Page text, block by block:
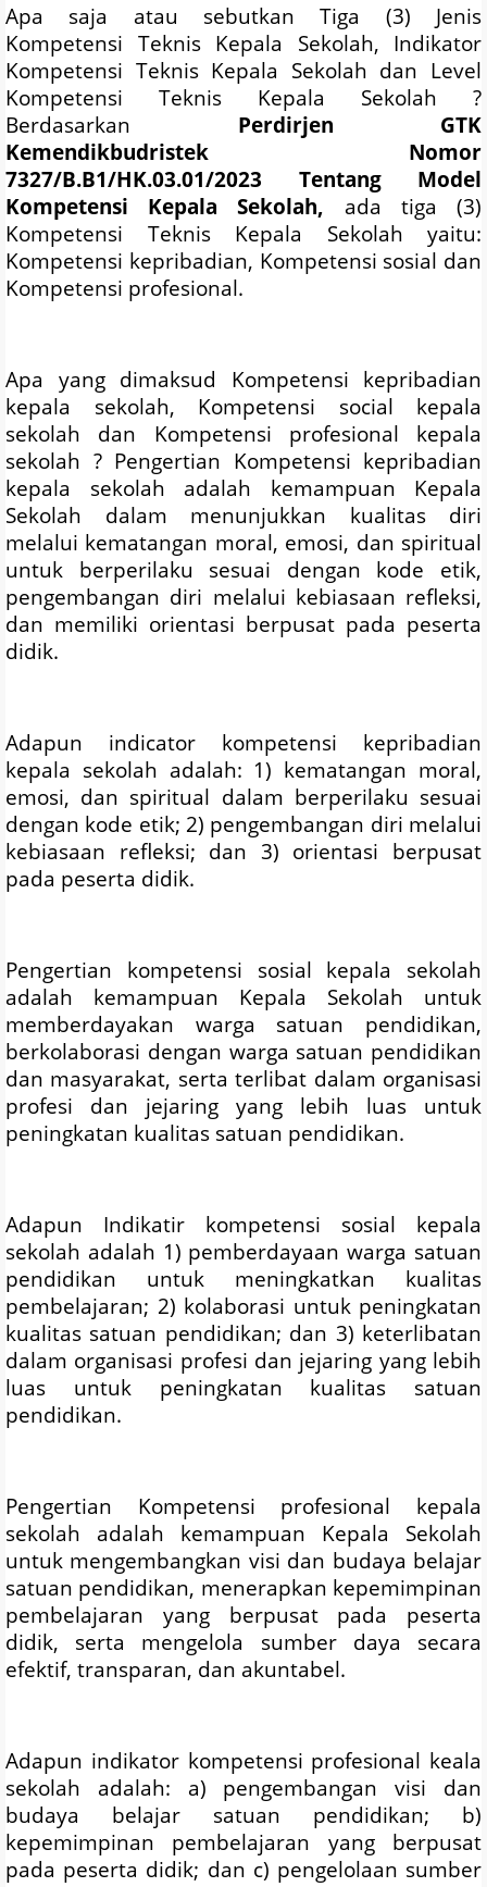
Apa saja atau sebutkan Tiga (3) Jenis
Kompetensi Teknis Kepala Sekolah, Indikator
Kompetensi Teknis Kepala Sekolah dan Level
Kompetensi Teknis Kepala Sekolah ?
Berdasarkan Perdirjen GTK
Kemendikbudristek Nomor
7327/B.B1/HK.03.01/2023 Tentang Model
Kompetensi Kepala Sekolah, ada tiga (3)
Kompetensi Teknis Kepala Sekolah yaitu:
Kompetensi kepribadian, Kompetensi sosial dan
Kompetensi profesional.
Apa yang dimaksud Kompetensi kepribadian
kepala sekolah, Kompetensi social kepala
sekolah dan Kompetensi profesional kepala
sekolah ? Pengertian Kompetensi kepribadian
kepala sekolah adalah kemampuan Kepala
Sekolah dalam menunjukkan kualitas diri
melalui kematangan moral, emosi, dan spiritual
untuk berperilaku sesuai dengan kode etik,
pengembangan diri melalui kebiasaan refleksi,
dan memiliki orientasi berpusat pada peserta
didik.
Adapun indicator kompetensi kepribadian
kepala sekolah adalah: 1) kematangan moral,
emosi, dan spiritual dalam berperilaku sesuai
dengan kode etik; 2) pengembangan diri melalui
kebiasaan refleksi; dan 3) orientasi berpusat
pada peserta didik.
Pengertian kompetensi sosial kepala sekolah
adalah kemampuan Kepala Sekolah untuk
memberdayakan warga satuan pendidikan,
berkolaborasi dengan warga satuan pendidikan
dan masyarakat, serta terlibat dalam organisasi
profesi dan jejaring yang lebih luas untuk
peningkatan kualitas satuan pendidikan.
Adapun Indikatir kompetensi sosial kepala
sekolah adalah 1) pemberdayaan warga satuan
pendidikan untuk meningkatkan kualitas
pembelajaran; 2) kolaborasi untuk peningkatan
kualitas satuan pendidikan; dan 3) keterlibatan
dalam organisasi profesi dan jejaring yang lebih
luas untuk peningkatan kualitas satuan
pendidikan.
Pengertian Kompetensi profesional kepala
sekolah adalah kemampuan Kepala Sekolah
untuk mengembangkan visi dan budaya belajar
satuan pendidikan, menerapkan kepemimpinan
pembelajaran yang berpusat pada peserta
didik, serta mengelola sumber daya secara
efektif, transparan, dan akuntabel.
Adapun indikator kompetensi profesional keala
sekolah adalah: a) pengembangan visi dan
budaya belajar satuan pendidikan; b)
kepemimpinan pembelajaran yang berpusat
pada peserta didik; dan c) pengelolaan sumber